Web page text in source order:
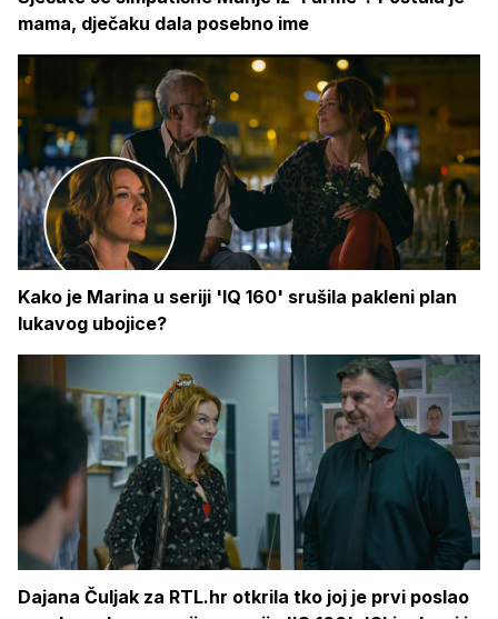
mama, dječaku dala posebno ime
Kako je Marina u seriji 'IQ 160' srušila pakleni plan
lukavog ubojice?
Dajana Čuljak za RTL.hr otkrila tko joj je prvi poslao